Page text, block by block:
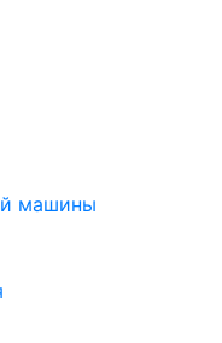
машины